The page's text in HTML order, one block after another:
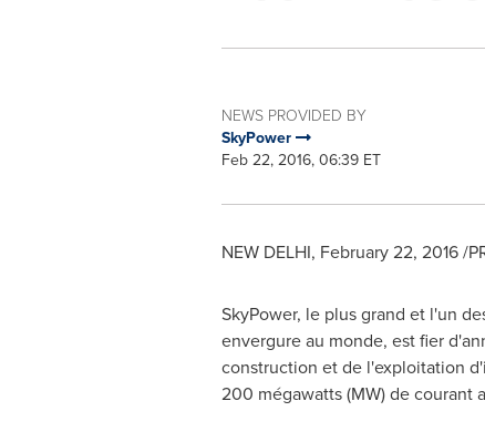
NEWS PROVIDED BY
SkyPower
Feb 22, 2016, 06:39 ET
NEW DELHI, February 22, 2016/
SkyPower, le plus grand et l'un
envergure au monde, est fier
construction et de l'exploitation
200 mégawatts (MW) de courant